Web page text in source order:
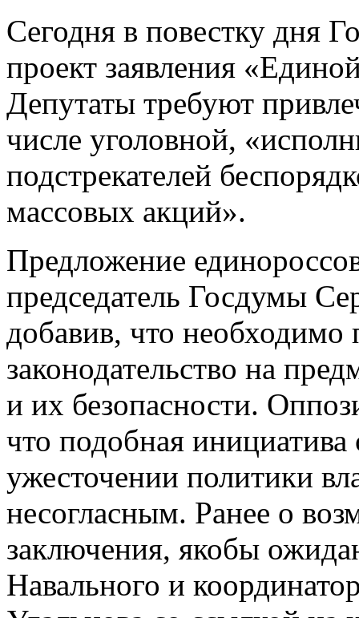
Сегодня в повестку дня
проект заявления
Депутаты требуют
числе уголовной,
подстрекателей
массовых акций».
Предложение
председатель Госдумы
добавив, что необходимо
законодательство на
и их безопасности.
что подобная инициатива
ужесточении политики
несогласным. Ранее о
заключения, якобы
Навального и